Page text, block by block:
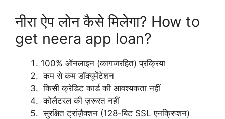
नीरा ऐप लोन कैसे मिलेगा? How to
get neera app loan?
100% ऑनलाइन (कागजरहित) प्रक्रिया
कम से कम डॉक्यूमेंटेशन
किसी क्रेडिट कार्ड की आवश्यकता नहीं
कोलैटरल की ज़रूरत नहीं
सुरक्षित ट्रांज़ैक्शन (128-बिट SSL एनक्रिप्शन)